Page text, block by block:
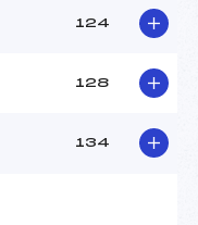
124
128
134